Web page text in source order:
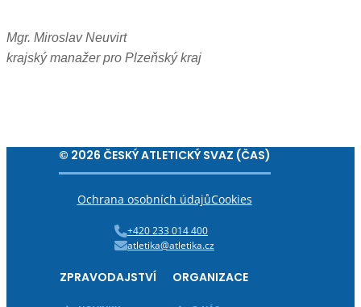
Mgr. Miroslav Neuvirt
krajský manažer pro Plzeňský kraj
© 2026 ČESKÝ ATLETICKÝ SVAZ (ČAS)
Ochrana osobních údajůCookies
+420 233 014 400
atletika@atletika.cz
ZPRAVODAJSTVÍ ORGANIZACE